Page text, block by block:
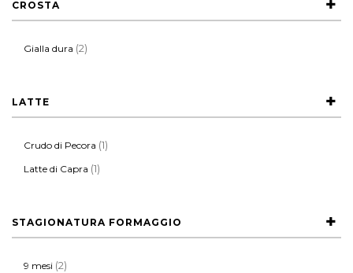
CROSTA
Gialla dura (2)
LATTE
Crudo di Pecora (1)
Latte di Capra (1)
STAGIONATURA FORMAGGIO
9 mesi (2)